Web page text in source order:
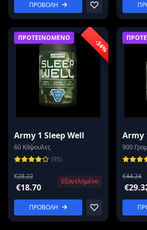
ΠΡΟΒΟΛΗ
ΠΡΟΤΕΙΝΟΜΕΝΟ
-34%
Army 1 Sleep Well
60 Κάψουλες
(95)
€28.22
€18.70
Εξαντλημένο
ΠΡΟΒΟΛΗ
Army
900
€44.24